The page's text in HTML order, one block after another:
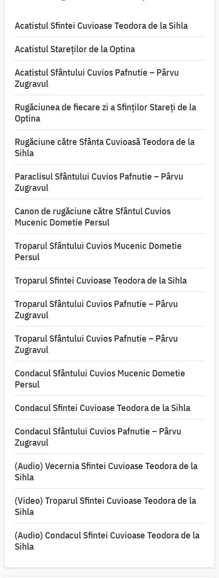
Acatistul Sfintei Cuvioase Teodora de la Sihla
Acatistul Stareţilor de la Optina
Acatistul Sfântului Cuvios Pafnutie – Pârvu
Zugravul
Rugăciunea de fiecare zi a Sfinților Stareți de la
Optina
Rugăciune către Sfânta Cuvioasă Teodora de la
Sihla
Paraclisul Sfântului Cuvios Pafnutie – Pârvu
Zugravul
Canon de rugăciune către Sfântul Cuvios
Mucenic Dometie Persul
Troparul Sfântului Cuvios Mucenic Dometie
Persul
Troparul Sfintei Cuvioase Teodora de la Sihla
Troparul Sfântului Cuvios Pafnutie – Pârvu
Zugravul
Troparul Sfântului Cuvios Pafnutie – Pârvu
Zugravul
Condacul Sfântului Cuvios Mucenic Dometie
Persul
Condacul Sfintei Cuvioase Teodora de la Sihla
Condacul Sfântului Cuvios Pafnutie – Pârvu
Zugravul
(Audio) Vecernia Sfintei Cuvioase Teodora de la
Sihla
(Video) Troparul Sfintei Cuvioase Teodora de la
Sihla
(Audio) Condacul Sfintei Cuvioase Teodora de la
Sihla